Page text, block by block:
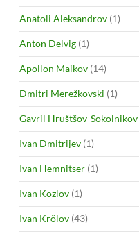
Anatoli Aleksandrov (1)
Anton Delvig (1)
Apollon Maikov (14)
Dmitri Merežkovski (1)
Gavril Hruštšov-Sokolnikov
Ivan Dmitrijev (1)
Ivan Hemnitser (1)
Ivan Kozlov (1)
Ivan Krõlov (43)